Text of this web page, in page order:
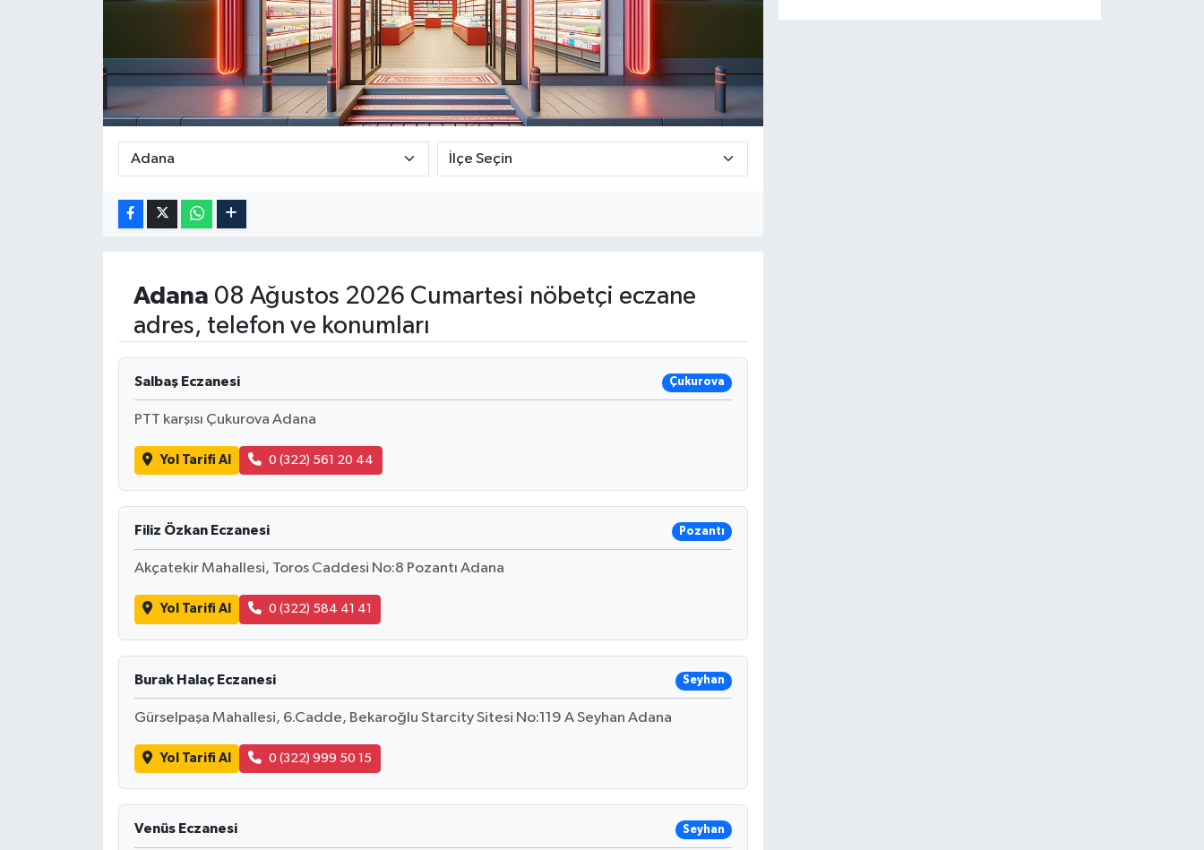
Adana 08 Ağustos 2026 Cumartesi nöbetçi eczane
adres, telefon ve konumları
Salbaş Eczanesi Çukurova
PTT karşısı Çukurova Adana
Yol Tarifi Al 0 (322) 561 20 44
Filiz Özkan Eczanesi Pozantı
Akçatekir Mahallesi, Toros Caddesi No:8 Pozantı Adana
Yol Tarifi Al 0 (322) 584 41 41
Burak Halaç Eczanesi Seyhan
Gürselpaşa Mahallesi, 6.Cadde, Bekaroğlu Starcity Sitesi No:119 A Seyhan Adana
Yol Tarifi Al 0 (322) 999 50 15
Venüs Eczanesi Seyhan
RESMİ REKLAM